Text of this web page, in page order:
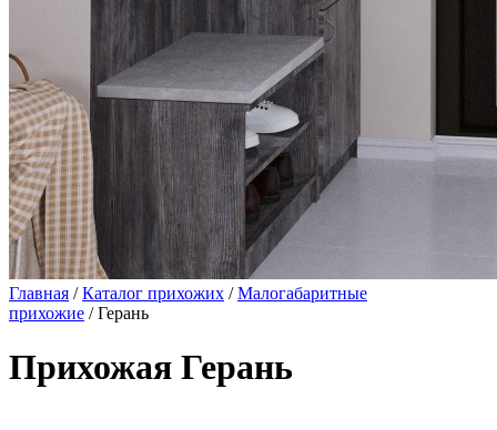
Главная /Каталог прихожих /Малогабаритные
прихожие / Герань
Прихожая Герань